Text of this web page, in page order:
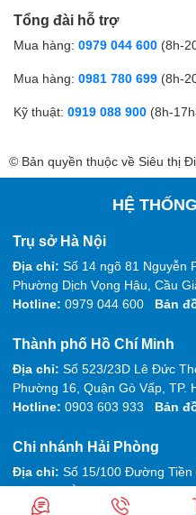
Tổng đài hỗ trợ
Mua hàng: 0979 044 600 (8h-
Mua hàng: 0981 780 699 (8h-
Kỹ thuật: 0919 088 900 (8h-
© Bản quyền thuộc về Siêu thị
HỆ
Trụ sở Hà Nội
Địa chỉ: Số 14 ngõ 81 Nguyễn
Phường Dịch Vọng Hậu, Cầu
Hotline: 0979 044 600 Bản
Thành phố Hồ Chí Minh
Địa chỉ: Số 523/23D Lê Đức
Phường 16, Quận Gò Vấp, TP.
Hotline: 0903 603 933 Bản
Chi nhánh Hải Phòng
Địa chỉ: Số 15/100 Đường Tiền
Phường Đằng Hải, Hải An, Hải
Hotline:
0975 912 768